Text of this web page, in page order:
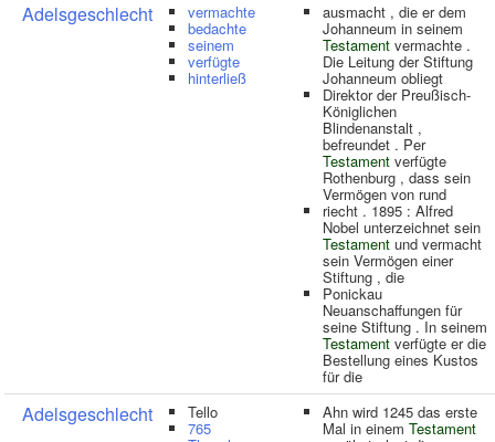
Adelsgeschlecht vermachte
bedachte
seinem
verfügte
hinterließ
ausmacht , die er dem
Johanneum in seinem
Testament vermachte .
Die Leitung der Stiftung
Johanneum obliegt
Direktor der Preußisch-
Königlichen
Blindenanstalt ,
befreundet . Per
Testament verfügte
Rothenburg , dass sein
Vermögen von rund
riecht . 1895 : Alfred
Nobel unterzeichnet sein
Testament und vermacht
sein Vermögen einer
Stiftung , die
Ponickau
Neuanschaffungen für
seine Stiftung . In seinem
Testament verfügte er die
Bestellung eines Kustos
für die
Adelsgeschlecht Tello
765
Ahn wird 1245 das erste
Mal in einem Testament